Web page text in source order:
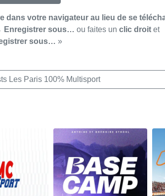
dans votre navigateur au lieu de se
Enregistrer sous… ou faites un clic droit et
sous… »
Les Paris 100% Multisport